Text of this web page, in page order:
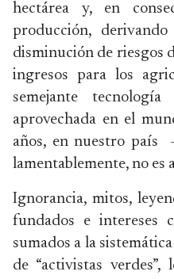
hectárea y, en
producción,
disminución de riesgos
ingresos para los
semejante
aprovechada en el
años, en nuestro país
lamentablemente, no es
Ignorancia, mitos,
fundados e intereses
sumados a la
de “activistas